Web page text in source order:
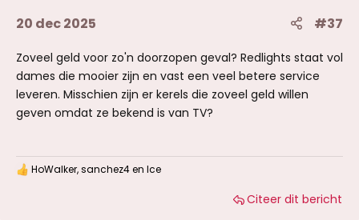
20 dec 2025 #37
Zoveel geld voor zo'n doorzopen geval? Redlights staat vol
dames die mooier zijn en vast een veel betere service
leveren. Misschien zijn er kerels die zoveel geld willen
geven omdat ze bekend is van TV?
W HoWalker,sanchez4en Ice
Citeer dit bericht